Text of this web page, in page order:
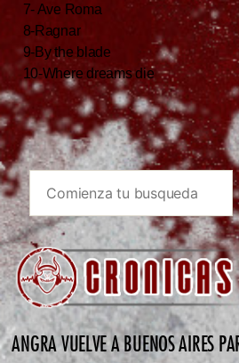
7- Ave Roma
8-Ragnar
9-By the blade
10-Where dreams die
ANGRA VUELVE A BUENOS AIRES